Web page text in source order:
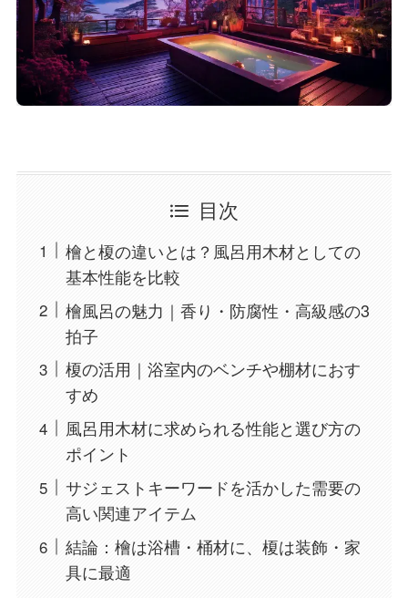
目次
檜と榎の違いとは？風呂用木材としての
基本性能を比較
檜風呂の魅力｜香り・防腐性・高級感の3
拍子
榎の活用｜浴室内のベンチや棚材におす
すめ
風呂用木材に求められる性能と選び方の
ポイント
サジェストキーワードを活かした需要の
高い関連アイテム
結論：檜は浴槽・桶材に、榎は装飾・家
具に最適